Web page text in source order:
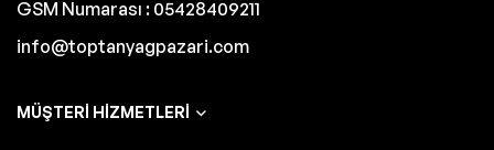
GSM Numarası : 05428409211
info@toptanyagpazari.com
MÜŞTERI HIZMETLERI